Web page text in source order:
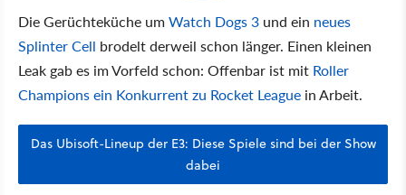
Die Gerüchteküche umWatch Dogs 3 und ein neues
Splinter Cell brodelt derweil schon länger. Einen kleinen
Leak gab es im Vorfeld schon: Offenbar ist mit Roller
Champions ein Konkurrent zu Rocket League in Arbeit.
Das Ubisoft-Lineup der E3: Diese Spiele sind bei der Show
dabei